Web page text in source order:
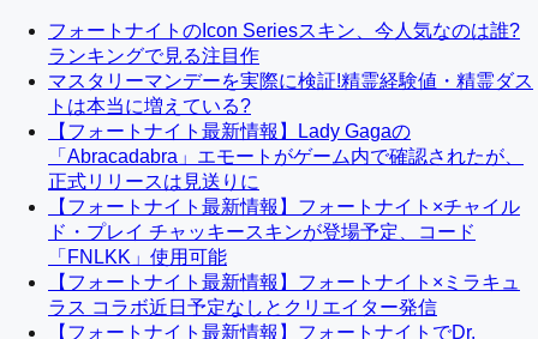
フォートナイトのIcon Seriesスキン、今人気なのは誰?
ランキングで見る注目作
マスタリーマンデーを実際に検証!精霊経験値・精霊ダス
トは本当に増えている?
【フォートナイト最新情報】Lady Gagaの
「Abracadabra」エモートがゲーム内で確認されたが、
正式リリースは見送りに
【フォートナイト最新情報】フォートナイト×チャイル
ド・プレイ チャッキースキンが登場予定、コード
「FNLKK」使用可能
【フォートナイト最新情報】フォートナイト×ミラキュ
ラス コラボ近日予定なしとクリエイター発信
【フォートナイト最新情報】フォートナイトでDr.